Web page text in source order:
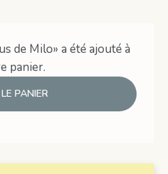
de Milo» a été ajouté à
panier.
PANIER